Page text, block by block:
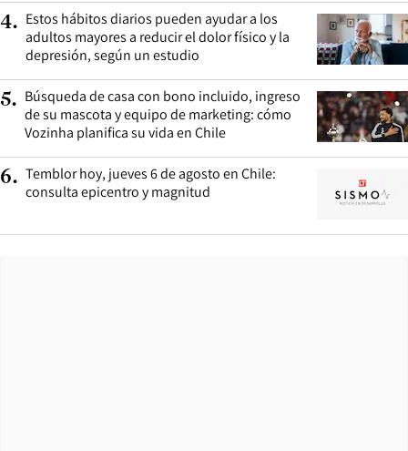
4. Estos hábitos diarios pueden ayudar a los
adultos mayores a reducir el dolor físico y la
depresión, según un estudio
5. Búsqueda de casa con bono incluido, ingreso
de su mascota y equipo de marketing: cómo
Vozinha planifica su vida en Chile
6. Temblor hoy, jueves 6 de agosto en Chile:
consulta epicentro y magnitud